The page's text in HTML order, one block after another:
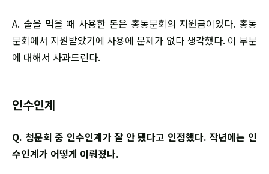
A. 술을 먹을 때 사용한 돈은 총동문회의 지원금이었다. 총동
문회에서 지원받았기에 사용에 문제가 없다 생각했다. 이 부분
에 대해서 사과드린다.
인수인계
Q. 청문회 중 인수인계가 잘 안 됐다고 인정했다. 작년에는 인
수인계가 어떻게 이뤄졌나.